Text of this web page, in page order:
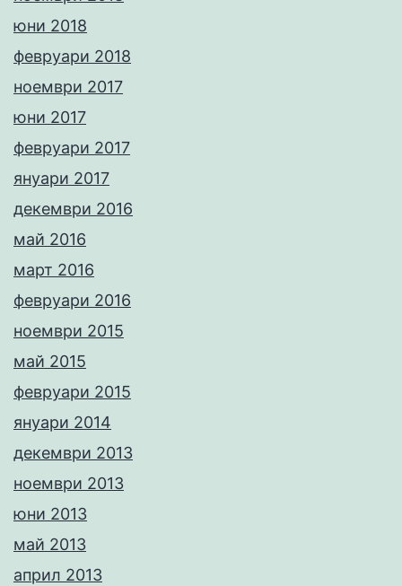
юни 2018
февруари 2018
ноември 2017
юни 2017
февруари 2017
януари 2017
декември 2016
май 2016
март 2016
февруари 2016
ноември 2015
май 2015
февруари 2015
януари 2014
декември 2013
ноември 2013
юни 2013
май 2013
април 2013